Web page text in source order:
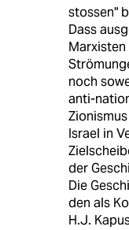
stossen"
Dass
noch
anti-
Israel in
der
Die
den als
H.J.